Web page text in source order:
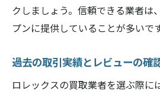
口コミサイトとレビュ
周囲の評判と実際の体験
査定方法の透明性を確
訪問前に確認すべき情報
クしましょう。信頼できる業者は
プンに提供していることが多いです
過去の取引実績とレビューの確
ロレックスの買取業者を選ぶ際に